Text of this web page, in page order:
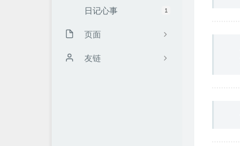
1
日记心事
页面
关于我
友链